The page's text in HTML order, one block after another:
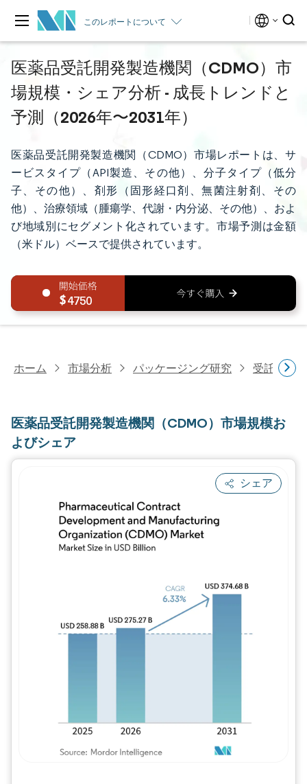
このレポートについて
医薬品受託開発製造機関（CDMO）市
場規模・シェア分析 - 成長トレンドと
予測（2026年〜2031年）
医薬品受託開発製造機関（CDMO）市場レポートは、サ
ービスタイプ（API製造、その他）、分子タイプ（低分
子、その他）、剤形（固形経口剤、無菌注射剤、その
他）、治療領域（腫瘍学、代謝・内分泌、その他）、およ
び地域別にセグメント化されています。市場予測は金額
（米ドル）ベースで提供されています。
4750
ホーム 市場分析 パッケージング研究 受託包装
医薬品受託開発製造機関（CDMO）市場規模お
よびシェア
シェア
画像 © Mordor Intelligence。再利用には